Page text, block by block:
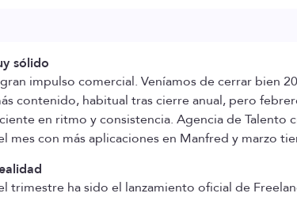
sólido
impulso comercial. Veníamos de cerrar bien
contenido, habitual tras cierre anual, pero
en ritmo y consistencia. Agencia de Talento
mes con más aplicaciones en Manfred y marzo
trimestre ha sido el lanzamiento oficial de